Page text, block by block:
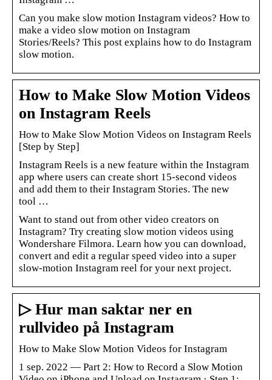
Can you make slow motion Instagram videos? How to
make a video slow motion on Instagram
Stories/Reels? This post explains how to do Instagram
slow motion.
How to Make Slow Motion Videos
on Instagram Reels
How to Make Slow Motion Videos on Instagram Reels
[Step by Step]
Instagram Reels is a new feature within the Instagram
app where users can create short 15-second videos
and add them to their Instagram Stories. The new
tool …
Want to stand out from other video creators on
Instagram? Try creating slow motion videos using
Wondershare Filmora. Learn how you can download,
convert and edit a regular speed video into a super
slow-motion Instagram reel for your next project.
▷ Hur man saktar ner en
rullvideo på Instagram
How to Make Slow Motion Videos for Instagram
1 sep. 2022 — Part 2: How to Record a Slow Motion